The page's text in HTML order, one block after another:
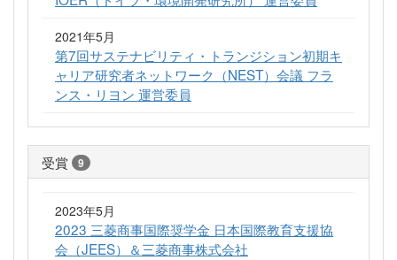
2021年5月
第7回サステナビリティ・トランジション初期キ
ャリア研究者ネットワーク（NEST）会議 フラ
ンス・リヨン 運営委員
受賞 9
2023年5月
2023 三菱商事国際奨学金 日本国際教育支援協
会（JEES）＆三菱商事株式会社